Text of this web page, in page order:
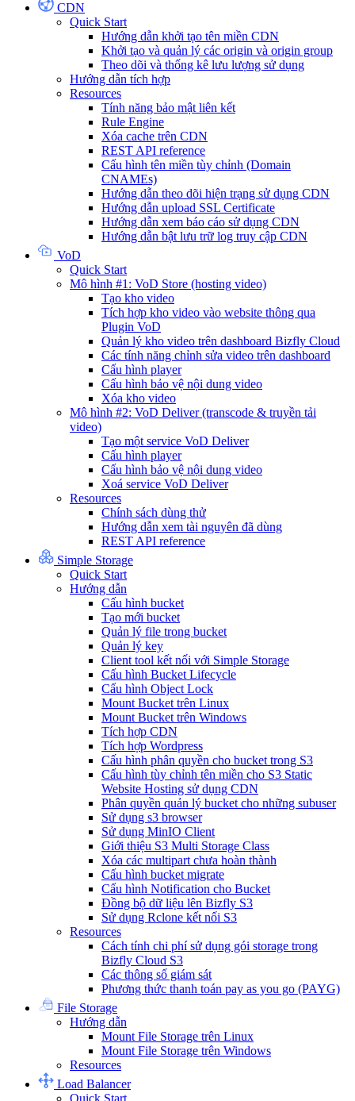
CDN
Quick Start
Hướng dẫn khởi tạo tên miền CDN
Khởi tạo và quản lý các origin và origin group
Theo dõi và thống kê lưu lượng sử dụng
Hướng dẫn tích hợp
Resources
Tính năng bảo mật liên kết
Rule Engine
Xóa cache trên CDN
REST API reference
Cấu hình tên miền tùy chỉnh (Domain
CNAMEs)
Hướng dẫn theo dõi hiện trạng sử dụng CDN
Hướng dẫn upload SSL Certificate
Hướng dẫn xem báo cáo sử dụng CDN
Hướng dẫn bật lưu trữ log truy cập CDN
VoD
Quick Start
Mô hình #1: VoD Store (hosting video)
Tạo kho video
Tích hợp kho video vào website thông qua
Plugin VoD
Quản lý kho video trên dashboard Bizfly Cloud
Các tính năng chỉnh sửa video trên dashboard
Cấu hình player
Cấu hình bảo vệ nội dung video
Xóa kho video
Mô hình #2: VoD Deliver (transcode & truyền tải
video)
Tạo một service VoD Deliver
Cấu hình player
Cấu hình bảo vệ nội dung video
Xoá service VoD Deliver
Resources
Chính sách dùng thử
Hướng dẫn xem tài nguyên đã dùng
REST API reference
Simple Storage
Quick Start
Hướng dẫn
Cấu hình bucket
Tạo mới bucket
Quản lý file trong bucket
Quản lý key
Client tool kết nối với Simple Storage
Cấu hình Bucket Lifecycle
Cấu hình Object Lock
Mount Bucket trên Linux
Mount Bucket trên Windows
Tích hợp CDN
Tích hợp Wordpress
Cấu hình phân quyền cho bucket trong S3
Cấu hình tùy chỉnh tên miền cho S3 Static
Website Hosting sử dụng CDN
Phân quyền quản lý bucket cho những subuser
Sử dụng s3 browser
Sử dụng MinIO Client
Giới thiệu S3 Multi Storage Class
Xóa các multipart chưa hoàn thành
Cấu hình bucket migrate
Cấu hình Notification cho Bucket
Đồng bộ dữ liệu lên Bizfly S3
Sử dụng Rclone kết nối S3
Resources
Cách tính chi phí sử dụng gói storage trong
Bizfly Cloud S3
Các thông số giám sát
Phương thức thanh toán pay as you go (PAYG)
File Storage
Hướng dẫn
Mount File Storage trên Linux
Mount File Storage trên Windows
Resources
Load Balancer
Quick Start